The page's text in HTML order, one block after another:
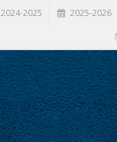
2024-2025 2025-2026